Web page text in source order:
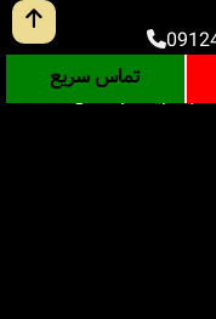
خرید ویلا در شمال
تماس سریع